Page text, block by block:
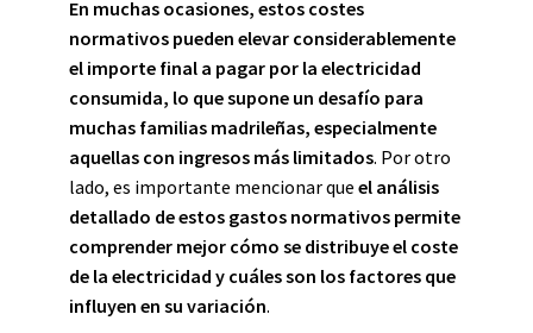
En muchas ocasiones, estos costes
normativos pueden elevar considerablemente
el importe final a pagar por la electricidad
consumida, lo que supone un desafío para
muchas familias madrileñas, especialmente
aquellas con ingresos más limitados. Por otro
lado, es importante mencionar que el análisis
detallado de estos gastos normativos permite
comprender mejor cómo se distribuye el coste
de la electricidad y cuáles son los factores que
influyen en su variación.